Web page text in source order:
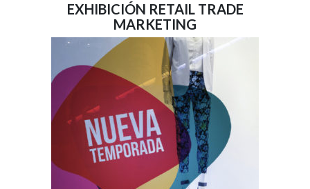
EXHIBICIÓN RETAIL TRADE
MARKETING